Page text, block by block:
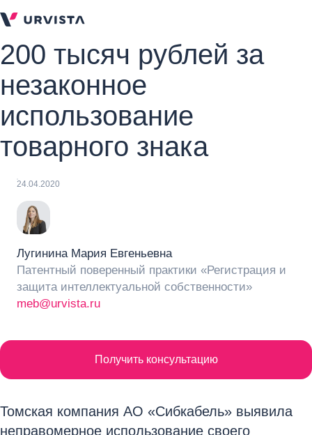
200 тысяч рублей за
незаконное
использование
товарного знака
24.04.2020
Лугинина Мария Евгеньевна
Патентный поверенный практики «Регистрация и
защита интеллектуальной собственности»
meb@urvista.ru
Получить консультацию
Томская компания АО «Сибкабель» выявила
неправомерное использование своего